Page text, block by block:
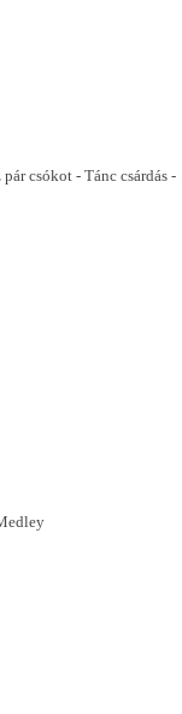
csókot - Tánc csárdás -